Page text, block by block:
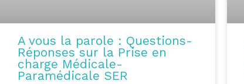
A vous la parole : Questions-
Réponses sur la Prise en
charge Médicale-
Paramédicale SER